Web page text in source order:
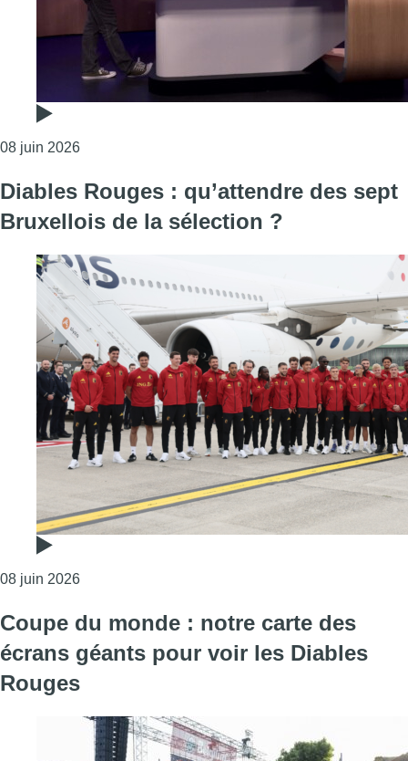
08 juin 2026Consulter l'article "Les Diables Rouges
Diables Rouges : qu’attendre des sept
Bruxellois de la sélection ?
08 juin 2026Consulter l'article "Diables Rouges : qu’attendre
Coupe du monde : notre carte des
écrans géants pour voir les Diables
Rouges